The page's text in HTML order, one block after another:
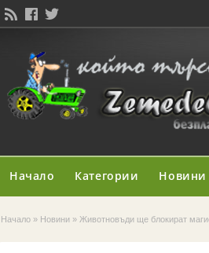
Начало Категории Новини
Начало » Новини » Животновъди ще блокират